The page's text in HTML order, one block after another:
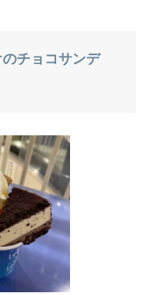
チョコサンデ